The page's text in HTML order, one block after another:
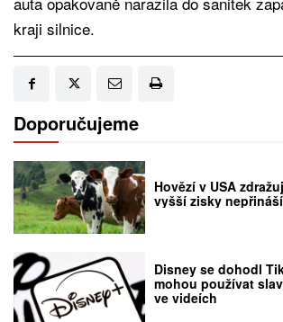
kraji silnice.
Doporučujeme
Hovězí v USA
vyšší zisky nepřináší
Disney se dohodl
mohou používat
ve videích